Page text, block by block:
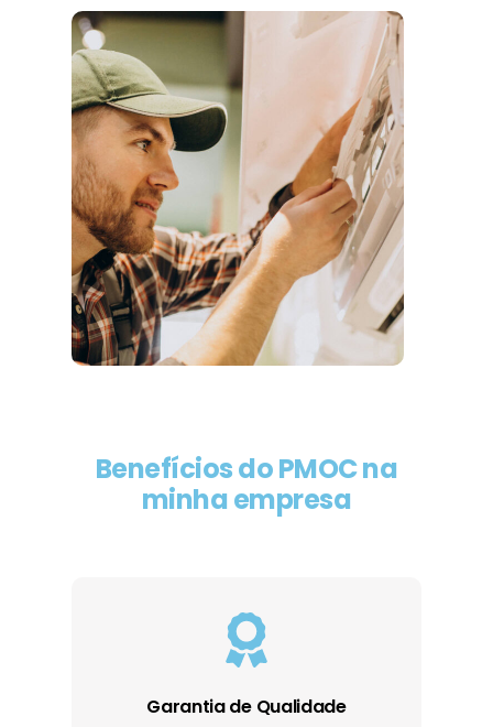
Benefícios do PMOC na
minha empresa
Garantia de Qualidade